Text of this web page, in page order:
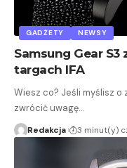
GADŻETY NEWSY
Samsung Gear
targach IFA
Wiesz co? Jeśli myślisz
zwrócić uwagę…
Redakcja 3 minut(y)